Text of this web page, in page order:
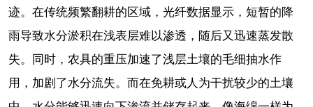
迹。在传统频繁翻耕的区域，光纤数据显示，短暂的降
雨导致水分淤积在浅表层难以渗透，随后又迅速蒸发散
失。同时，农具的重压加速了浅层土壤的毛细抽水作
用，加剧了水分流失。而在免耕或人为干扰较少的土壤